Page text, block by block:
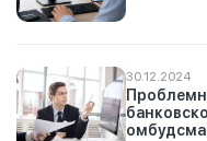
30.12.2024